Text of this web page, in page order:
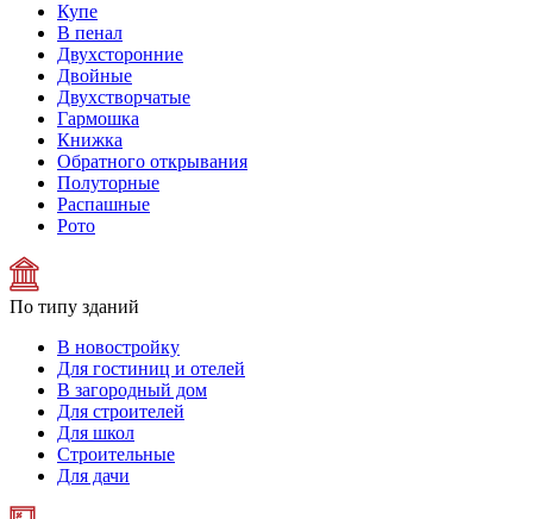
Купе
В пенал
Двухсторонние
Двойные
Двухстворчатые
Гармошка
Книжка
Обратного открывания
Полуторные
Распашные
Рото
По типу зданий
В новостройку
Для гостиниц и отелей
В загородный дом
Для строителей
Для школ
Строительные
Для дачи